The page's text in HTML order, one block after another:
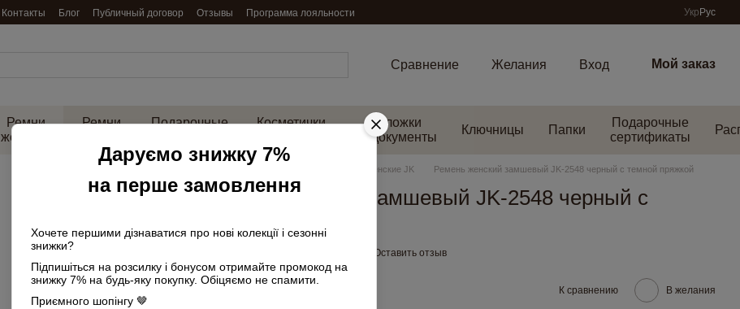
Даруємо знижку 7%
на перше замовлення
Хочете першими дізнаватися про нові колекції і сезонні
знижки?
Підпишіться на розсилку і бонусом отримайте промокод на
знижку 7% на будь-яку покупку. Обіцяємо не спамити.
Приємного шопінгу 🤎
Контакты Блог Публичный договор Отзывы Программа лояльности Укр Рус
Сравнение Желания Вход Мой заказ
Ремни
женские
Ремни
Подарочные
Косметички
Обложки
на документы
Ключницы Папки
Подарочные
сертификаты
Ремни женские JK Ремень женский замшевый JK-2548 черный с темной пряжкой
Ремень женский замшевый JK-2548 черный с
темной пряжкой
Оставить отзыв
800 грн К сравнению В желания